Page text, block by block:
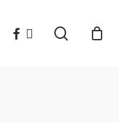
facebook
instagramsearch